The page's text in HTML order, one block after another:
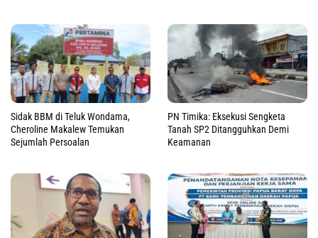
Sidak BBM di Teluk Wondama,
Cheroline Makalew Temukan
Sejumlah Persoalan
PN Timika: Eksekusi Sengketa
Tanah SP2 Ditangguhkan Demi
Keamanan